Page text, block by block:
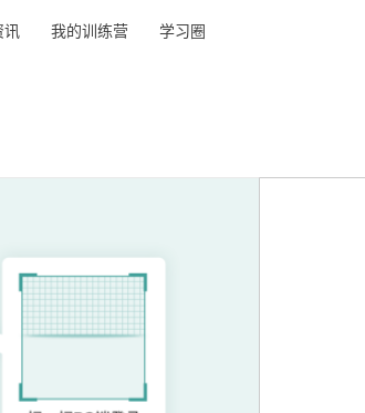
讯 我的训练营 学习圈